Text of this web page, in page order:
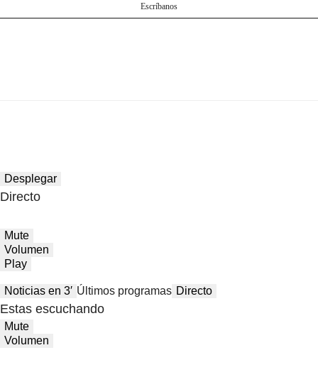
Escríbanos
Desplegar
Directo
Mute
Volumen
Play
Noticias en 3′ Últimos programas Directo
Estas escuchando
Mute
Volumen